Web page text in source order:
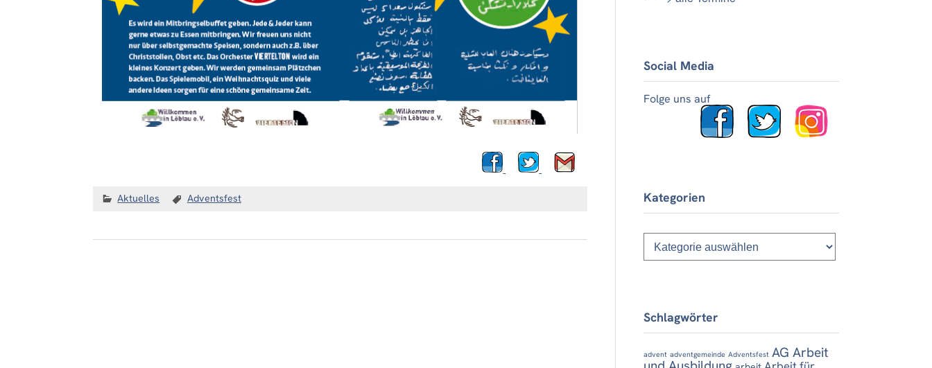
Aktuelles Adventsfest
Social Media
Folge uns auf
Kategorien
Kategorien
Schlagwörter
advent adventgemeinde Adventsfest AG Arbeit